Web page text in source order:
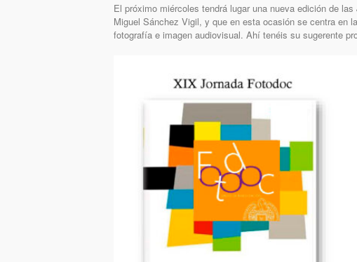
El próximo miércoles tendrá lugar una nueva edición de
Miguel Sánchez Vigil, y que en esta ocasión se centra en
fotografía e imagen audiovisual. Ahí tenéis su sugerente